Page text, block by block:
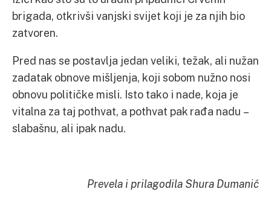
brigada, otkrivši vanjski svijet koji je za njih bio
zatvoren.
Pred nas se postavlja jedan veliki, težak, ali nužan
zadatak obnove mišljenja, koji sobom nužno nosi
obnovu političke misli. Isto tako i nade, koja je
vitalna za taj pothvat, a pothvat pak rađa nadu –
slabašnu, ali ipak nadu.
Prevela i prilagodila Shura Dumanić